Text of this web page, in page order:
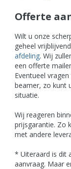
Offerte
Wilt u onze
geheel
afdeling. Wij
een offerte
Eventueel
beamer, zo kunt
situatie.
Wij reageren
prijsgarantie. Zo
met andere
* Uiteraard is dit
aanvraag. Maar